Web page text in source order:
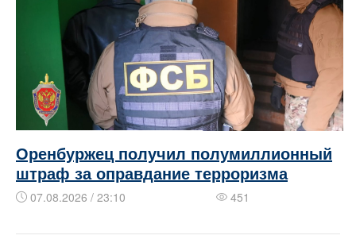
Оренбуржец получил полумиллионный
штраф за оправдание терроризма
07.08.2026 / 23:10 451